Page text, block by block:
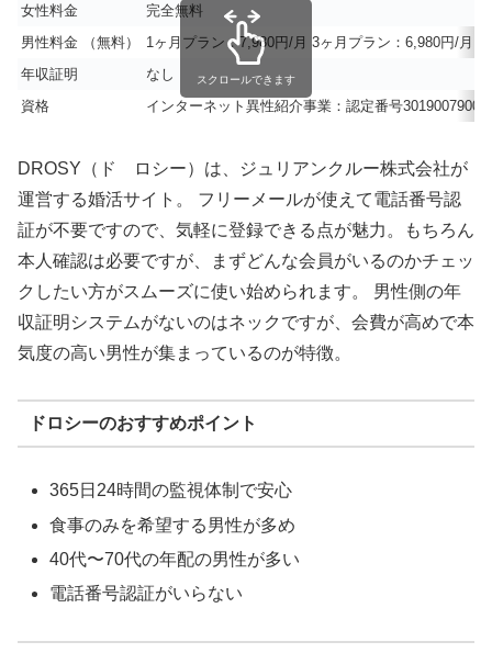
女性料金
完全無料
男性料金 （無料）
1ヶ月プラン：7,980円/月 3ヶ月プラン：6,980円/月
年収証明
なし
資格
インターネット異性紹介事業：認定番号30190079000
スクロールできます
DROSY（ド ロシー）は、ジュリアンクルー株式会社が
運営する婚活サイト。 フリーメールが使えて電話番号認
証が不要ですので、気軽に登録できる点が魅力。もちろん
本人確認は必要ですが、まずどんな会員がいるのかチェッ
クしたい方がスムーズに使い始められます。 男性側の年
収証明システムがないのはネックですが、会費が高めで本
気度の高い男性が集まっているのが特徴。
ドロシーのおすすめポイント
365日24時間の監視体制で安心
食事のみを希望する男性が多め
40代〜70代の年配の男性が多い
電話番号認証がいらない